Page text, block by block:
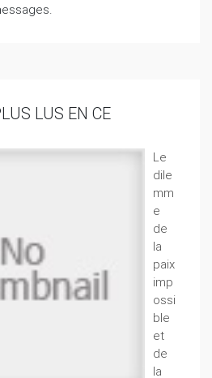
LUS EN CE
Le
dile
mm
e
de
la
paix
imp
ossi
ble
et
de
la